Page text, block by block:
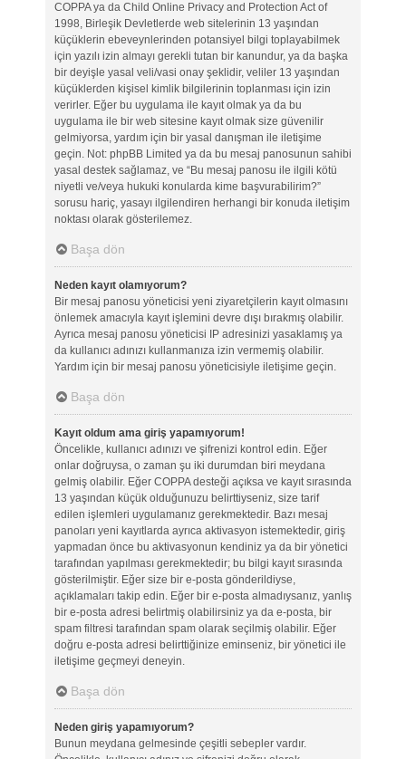
COPPA ya da Child Online Privacy and Protection Act of
1998, Birleşik Devletlerde web sitelerinin 13 yaşından
küçüklerin ebeveynlerinden potansiyel bilgi toplayabilmek
için yazılı izin almayı gerekli tutan bir kanundur, ya da başka
bir deyişle yasal veli/vasi onay şeklidir, veliler 13 yaşından
küçüklerden kişisel kimlik bilgilerinin toplanması için izin
verirler. Eğer bu uygulama ile kayıt olmak ya da bu
uygulama ile bir web sitesine kayıt olmak size güvenilir
gelmiyorsa, yardım için bir yasal danışman ile iletişime
geçin. Not: phpBB Limited ya da bu mesaj panosunun sahibi
yasal destek sağlamaz, ve “Bu mesaj panosu ile ilgili kötü
niyetli ve/veya hukuki konularda kime başvurabilirim?”
sorusu hariç, yasayı ilgilendiren herhangi bir konuda iletişim
noktası olarak gösterilemez.
Başa dön
Neden kayıt olamıyorum?
Bir mesaj panosu yöneticisi yeni ziyaretçilerin kayıt olmasını
önlemek amacıyla kayıt işlemini devre dışı bırakmış olabilir.
Ayrıca mesaj panosu yöneticisi IP adresinizi yasaklamış ya
da kullanıcı adınızı kullanmanıza izin vermemiş olabilir.
Yardım için bir mesaj panosu yöneticisiyle iletişime geçin.
Başa dön
Kayıt oldum ama giriş yapamıyorum!
Öncelikle, kullanıcı adınızı ve şifrenizi kontrol edin. Eğer
onlar doğruysa, o zaman şu iki durumdan biri meydana
gelmiş olabilir. Eğer COPPA desteği açıksa ve kayıt sırasında
13 yaşından küçük olduğunuzu belirttiyseniz, size tarif
edilen işlemleri uygulamanız gerekmektedir. Bazı mesaj
panoları yeni kayıtlarda ayrıca aktivasyon istemektedir, giriş
yapmadan önce bu aktivasyonun kendiniz ya da bir yönetici
tarafından yapılması gerekmektedir; bu bilgi kayıt sırasında
gösterilmiştir. Eğer size bir e-posta gönderildiyse,
açıklamaları takip edin. Eğer bir e-posta almadıysanız, yanlış
bir e-posta adresi belirtmiş olabilirsiniz ya da e-posta, bir
spam filtresi tarafından spam olarak seçilmiş olabilir. Eğer
doğru e-posta adresi belirttiğinize eminseniz, bir yönetici ile
iletişime geçmeyi deneyin.
Başa dön
Neden giriş yapamıyorum?
Bunun meydana gelmesinde çeşitli sebepler vardır.